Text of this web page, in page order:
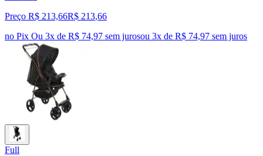
Preço R$ 213,66R$ 213,66
no Pix Ou 3x de R$ 74,97 sem jurosou 3x de R$ 74,97 sem juros
Full